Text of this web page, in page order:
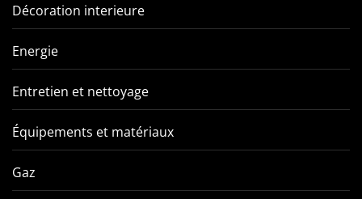
Décoration interieure
Energie
Entretien et nettoyage
Équipements et matériaux
Gaz